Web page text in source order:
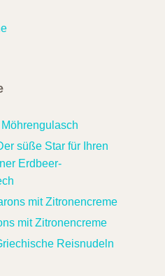
süße Star für Ihren
Erdbeer-
mit Zitronencreme
mit Zitronencreme
Reisnudeln